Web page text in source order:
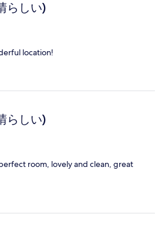
らしい)
location!
らしい)
room, lovely and clean, great